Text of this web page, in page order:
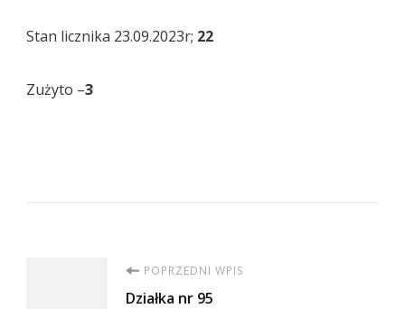
Stan licznika 23.09.2023r; 22
Zużyto –3
Nawigacja
POPRZEDNI WPIS
Działka nr 95